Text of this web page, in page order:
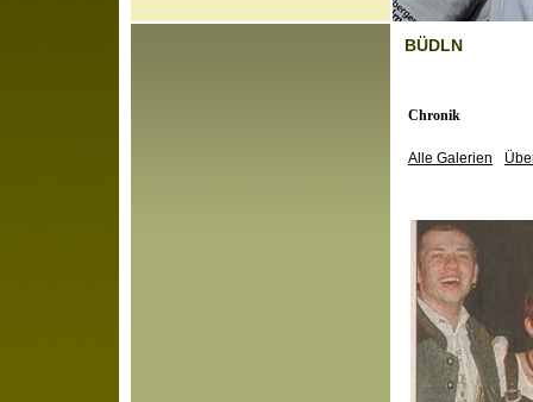
BÜDLN
Chronik
Alle Galerien